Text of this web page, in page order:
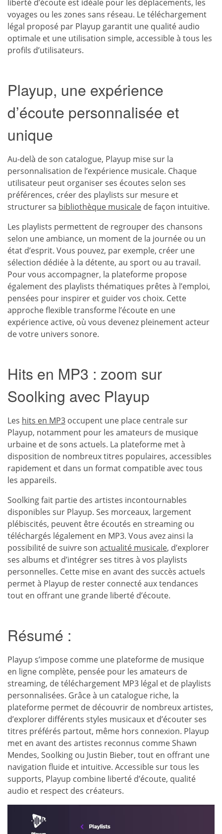
liberté d’écoute est idéale pour les déplacements, les
voyages ou les zones sans réseau. Le téléchargement
légal proposé par Playup garantit une qualité audio
optimale et une utilisation simple, accessible à tous les
profils d’utilisateurs.
Playup, une expérience
d’écoute personnalisée et
unique
Au-delà de son catalogue, Playup mise sur la
personnalisation de l’expérience musicale. Chaque
utilisateur peut organiser ses écoutes selon ses
préférences, créer des playlists sur mesure et
structurer sa bibliothèque musicale de façon intuitive.
Les playlists permettent de regrouper des chansons
selon une ambiance, un moment de la journée ou un
état d’esprit. Vous pouvez, par exemple, créer une
sélection dédiée à la détente, au sport ou au travail.
Pour vous accompagner, la plateforme propose
également des playlists thématiques prêtes à l’emploi,
pensées pour inspirer et guider vos choix. Cette
approche flexible transforme l’écoute en une
expérience active, où vous devenez pleinement acteur
de votre univers sonore.
Hits en MP3 : zoom sur
Soolking avec Playup
Les hits en MP3 occupent une place centrale sur
Playup, notamment pour les amateurs de musique
urbaine et de sons actuels. La plateforme met à
disposition de nombreux titres populaires, accessibles
rapidement et dans un format compatible avec tous
les appareils.
Soolking fait partie des artistes incontournables
disponibles sur Playup. Ses morceaux, largement
plébiscités, peuvent être écoutés en streaming ou
téléchargés légalement en MP3. Vous avez ainsi la
possibilité de suivre son actualité musicale, d’explorer
ses albums et d’intégrer ses titres à vos playlists
personnelles. Cette mise en avant des succès actuels
permet à Playup de rester connecté aux tendances
tout en offrant une grande liberté d’écoute.
Résumé :
Playup s’impose comme une plateforme de musique
en ligne complète, pensée pour les amateurs de
streaming, de téléchargement MP3 légal et de playlists
personnalisées. Grâce à un catalogue riche, la
plateforme permet de découvrir de nombreux artistes,
d’explorer différents styles musicaux et d’écouter ses
titres préférés partout, même hors connexion. Playup
met en avant des artistes reconnus comme Shawn
Mendes, Soolking ou Justin Bieber, tout en offrant une
navigation fluide et intuitive. Accessible sur tous les
supports, Playup combine liberté d’écoute, qualité
audio et respect des créateurs.